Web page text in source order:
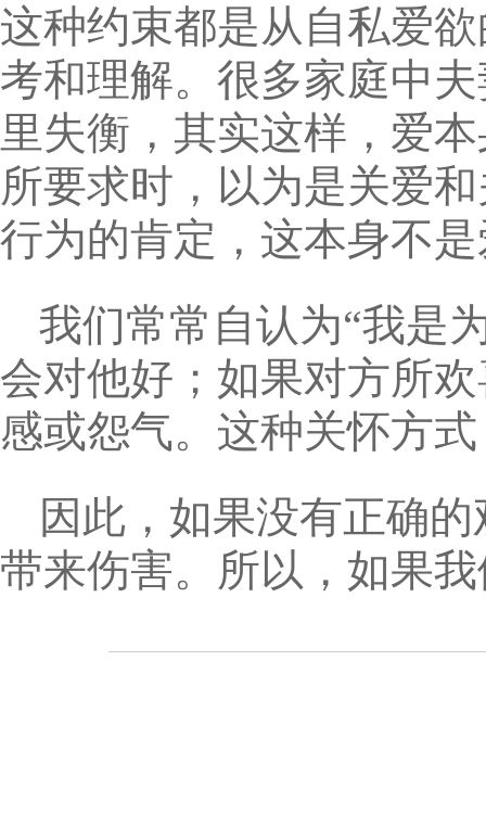
这种约束都是从自私爱
考和理解。很多家庭中
里失衡，其实这样，爱
所要求时，以为是关爱
行为的肯定，这本身不
我们常常自认为“我是
会对他好；如果对方所
感或怨气。这种关怀方
因此，如果没有正确
带来伤害。所以，如果